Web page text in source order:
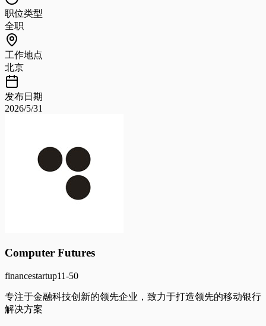
职位类型
全职
工作地点
北京
发布日期
2026/5/31
Computer Futures
financestartup11-50
专注于金融科技创新的领先企业，致力于打造领先的移动银行
解决方案